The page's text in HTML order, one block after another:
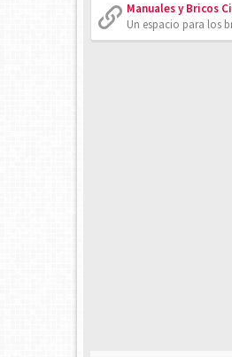
Manuales y Bricos
Un espacio para los